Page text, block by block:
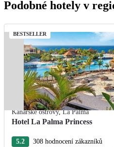
Podobné hotely v
BESTSELLER
Kanárské ostrovy,La Palma
Hotel La Palma Princess
5.2
308 hodnocení zákazníků